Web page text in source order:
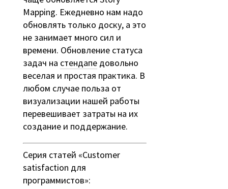
Mapping. Ежедневно нам надо
обновлять только доску, а это
не занимает много сил и
времени. Обновление статуса
задач на стендапе довольно
веселая и простая практика. В
любом случае польза от
визуализации нашей работы
перевешивает затраты на их
создание и поддержание.
Серия статей «Customer
satisfaction для
программистов»: